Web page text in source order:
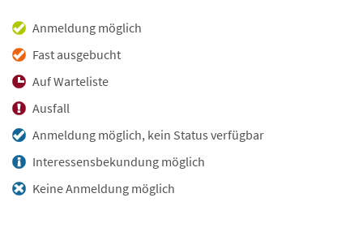
Anmeldung möglich
Fast ausgebucht
Auf Warteliste
Ausfall
Anmeldung möglich, kein Status verfügbar
Interessensbekundung möglich
Keine Anmeldung möglich